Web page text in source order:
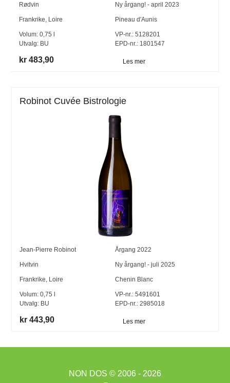
Rødvin Ny årgang! - april 2023
Frankrike, Loire Pineau d'Aunis
Volum:0,75
Utvalg: BU
VP-nr.:5128201
EPD-nr.: 1801547
kr 483,90 Les mer
Robinot Cuvée Bistrologie
Jean-Pierre Robinot Årgang 2022
Hvitvin Ny årgang! - juli 2025
Frankrike, Loire Chenin Blanc
Volum:0,75
Utvalg: BU
VP-nr.: 5491601
EPD-nr.: 2985018
kr 443,90 Les mer
NON DOS © 2006 - 2026